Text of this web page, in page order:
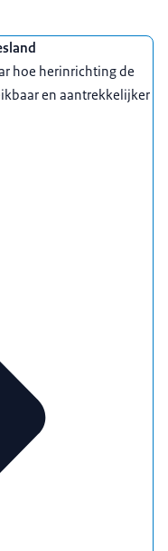
hoe herinrichting de
en aantrekkelijker